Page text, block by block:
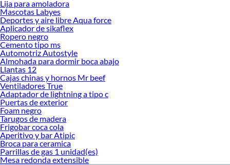
Lija para amoladora
Mascotas Labyes
Deportes y aire libre Aqua force
Aplicador de sikaflex
Ropero negro
Cemento tipo ms
Automotriz Autostyle
Almohada para dormir boca abajo
Llantas 12
Cajas chinas y hornos Mr beef
Ventiladores True
Adaptador de lightning a tipo c
Puertas de exterior
Foam negro
Tarugos de madera
Frigobar coca cola
Aperitivo y bar Atipic
Broca para ceramica
Parrillas de gas 1 unidad(es)
Mesa redonda extensible